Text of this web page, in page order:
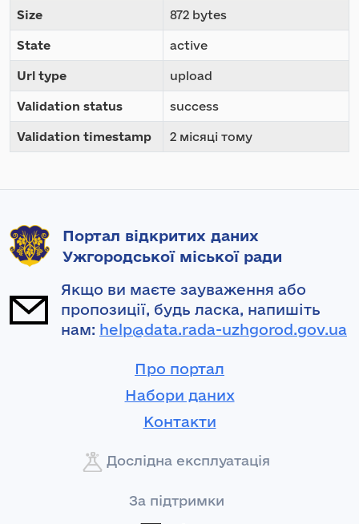
Size 872 bytes
State active
Url type upload
Validation status success
Validation timestamp 2 місяці тому
Портал відкритих даних
Ужгородської міської ради
Якщо ви маєте зауваження або
пропозиції, будь ласка, напишіть
нам: help@data.rada-uzhgorod.gov.ua
Про портал
Набори даних
Контакти
Дослідна експлуатація
За підтримки